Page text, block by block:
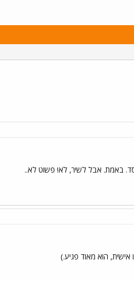
באמת. אבל לשיר, לא! פשוט לא..
הוא מאוד פגיע.)